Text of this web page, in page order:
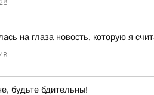
на глаза новость, которую я
будьте бдительны!